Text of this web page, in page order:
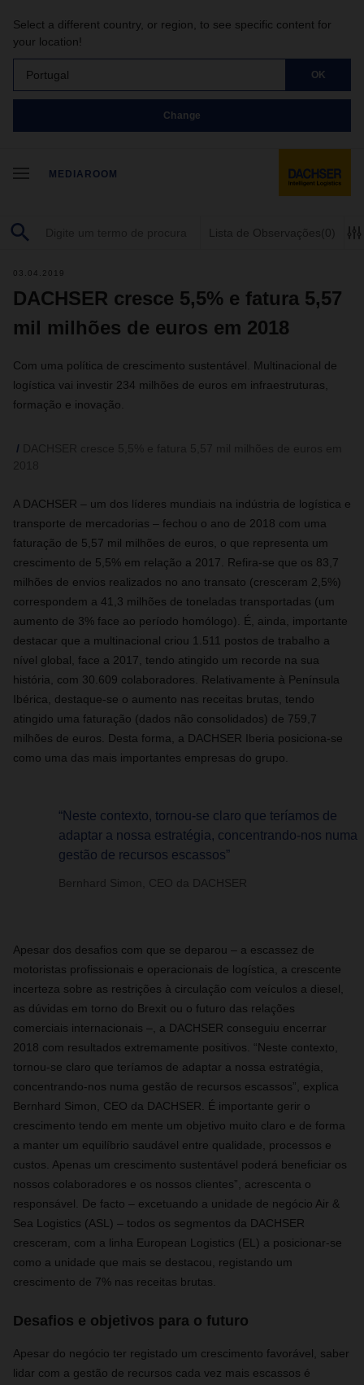
Select a different country, or region, to see specific content for
your location!
Portugal OK
Change
MEDIAROOM
Lista de Observações (0)
03.04.2019
DACHSER cresce 5,5% e fatura 5,57
mil milhões de euros em 2018
Com uma política de crescimento sustentável. Multinacional de
logística vai investir 234 milhões de euros em infraestruturas,
formação e inovação.
A DACHSER – um dos líderes mundiais na indústria de logística e
transporte de mercadorias – fechou o ano de 2018 com uma
faturação de 5,57 mil milhões de euros, o que representa um
crescimento de 5,5% em relação a 2017. Refira-se que os 83,7
milhões de envios realizados no ano transato (cresceram 2,5%)
correspondem a 41,3 milhões de toneladas transportadas (um
aumento de 3% face ao período homólogo). É, ainda, importante
destacar que a multinacional criou 1.511 postos de trabalho a
nível global, face a 2017, tendo atingido um recorde na sua
história, com 30.609 colaboradores. Relativamente à Península
Ibérica, destaque-se o aumento nas receitas brutas, tendo
atingido uma faturação (dados não consolidados) de 759,7
milhões de euros. Desta forma, a DACHSER Iberia posiciona-se
como uma das mais importantes empresas do grupo.
“Neste contexto, tornou-se claro que teríamos de
adaptar a nossa estratégia, concentrando-nos numa
gestão de recursos escassos”
Bernhard Simon, CEO da DACHSER
Apesar dos desafios com que se deparou – a escassez de
motoristas profissionais e operacionais de logística, a crescente
incerteza sobre as restrições à circulação com veículos a diesel,
as dúvidas em torno do Brexit ou o futuro das relações
comerciais internacionais –, a DACHSER conseguiu encerrar
2018 com resultados extremamente positivos. “Neste contexto,
tornou-se claro que teríamos de adaptar a nossa estratégia,
concentrando-nos numa gestão de recursos escassos”, explica
Bernhard Simon, CEO da DACHSER. É importante gerir o
crescimento tendo em mente um objetivo muito claro e de forma
a manter um equilíbrio saudável entre qualidade, processos e
custos. Apenas um crescimento sustentável poderá beneficiar os
nossos colaboradores e os nossos clientes”, acrescenta o
responsável. De facto – excetuando a unidade de negócio Air &
Sea Logistics (ASL) – todos os segmentos da DACHSER
cresceram, com a linha European Logistics (EL) a posicionar-se
como a unidade que mais se destacou, registando um
crescimento de 7% nas receitas brutas.
Desafios e objetivos para o futuro
Apesar do negócio ter registado um crescimento favorável, saber
lidar com a gestão de recursos cada vez mais escassos é